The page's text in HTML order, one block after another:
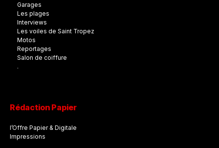
Garages
Les plages
Interviews
Les voiles de Saint Tropez
Motos
Reportages
Salon de coiffure
.
Rédaction Papier
l’Offre Papier & Digitale
Impressions